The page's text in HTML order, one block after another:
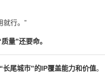
就行。”
量”还要命。
尾城市”的IP覆盖能力和价值。